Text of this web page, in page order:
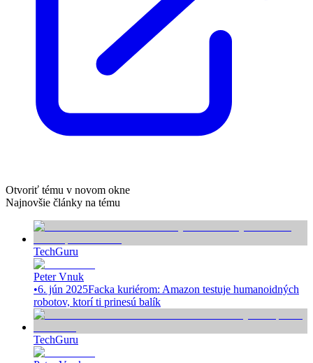
Otvoriť tému v novom okne
Najnovšie články na tému
TechGuru
Peter Vnuk
•6. jún 2025Facka kuriérom: Amazon testuje humanoidných
robotov, ktorí ti prinesú balík
TechGuru